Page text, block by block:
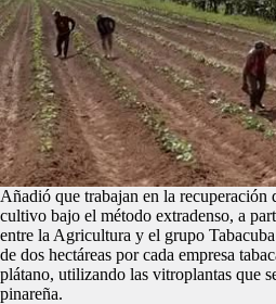
Añadió que trabajan en la recuperación
cultivo bajo el método extradenso, a
entre la Agricultura y el grupo
de dos hectáreas por cada empresa
plátano, utilizando las vitroplantas que
pinareña.